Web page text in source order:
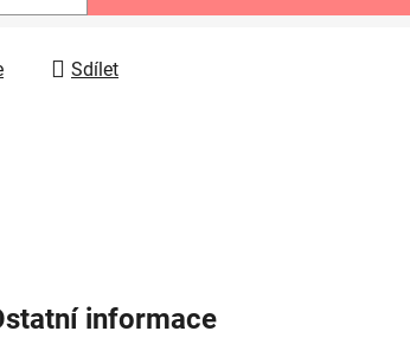
Sdílet
informace